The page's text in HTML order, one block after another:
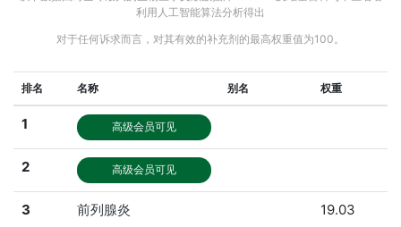
利用人工智能算法分析得出
对于任何诉求而言，对其有效的补充剂的最高权重值为100。
排名 名称 别名 权重
1 高级会员可见
2 高级会员可见
3 前列腺炎 19.03